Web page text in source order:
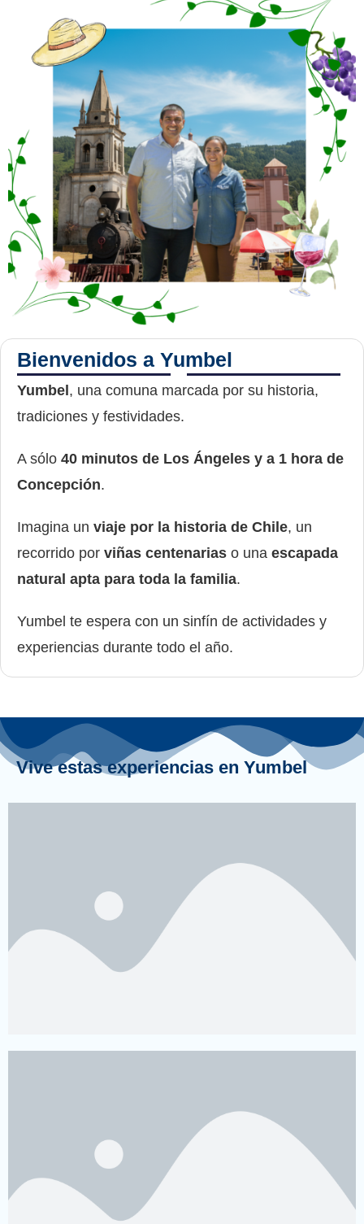
Bienvenidos a Yumbel
Yumbel , una comuna marcada por su historia,
tradiciones y festividades.
A sólo 40 minutos de Los Ángeles y a 1 hora de
Concepción.
Imagina un viaje por la historia de Chile, un
recorrido por viñas centenarias o una escapada
natural apta para toda la familia.
Yumbel te espera con un sinfín de actividades y
experiencias durante todo el año.
Vive estas experiencias en Yumbel